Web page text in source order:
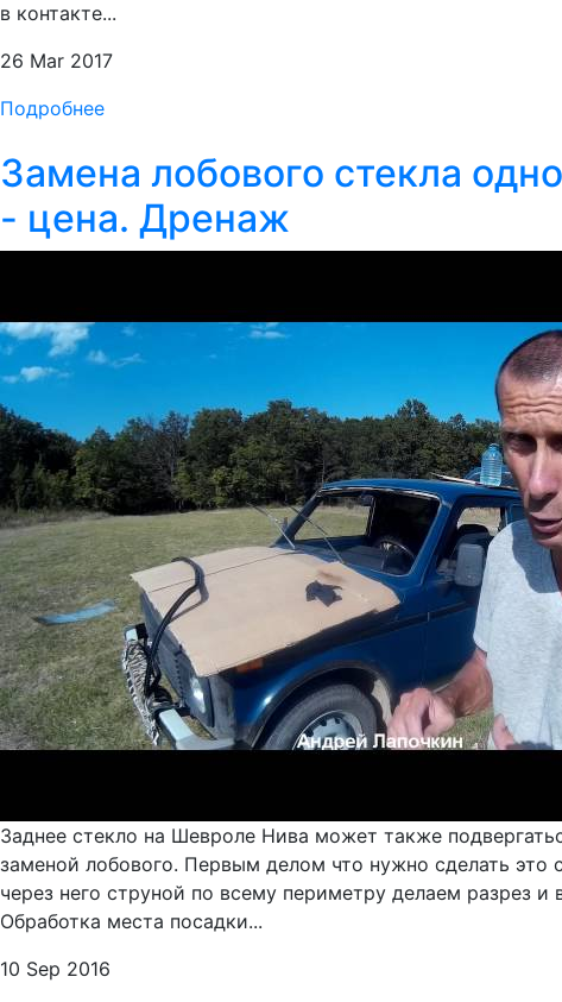
в контакте...
26 Mar 2017
Подробнее
Замена лобового стекла
- цена. Дренаж
Заднее стекло на Шевроле Нива может также
заменой лобового. Первым делом что нужно сделать это
через него струной по всему периметру делаем разрез
Обработка места посадки...
10 Sep 2016